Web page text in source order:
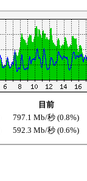
目前
797.1 Mb/秒 (0.8%)
592.3 Mb/秒 (0.6%)